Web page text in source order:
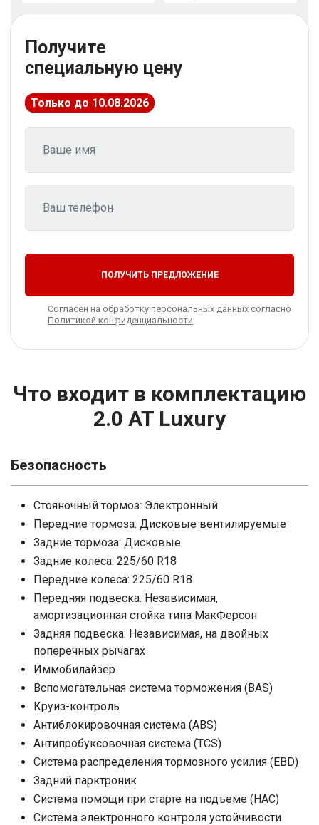
Получите
специальную цену
Только до 10.08.2026
ПОЛУЧИТЬ ПРЕДЛОЖЕНИЕ
Согласен на обработку персональных данных согласно
Политикой конфиденциальности
Что входит в комплектацию
2.0 AT Luxury
Безопасность
Стояночный тормоз: Электронный
Передние тормоза: Дисковые вентилируемые
Задние тормоза: Дисковые
Задние колеса: 225/60 R18
Передние колеса: 225/60 R18
Передняя подвеска: Независимая,
амортизационная стойка типа МакФерсон
Задняя подвеска: Независимая, на двойных
поперечных рычагах
Иммобилайзер
Вспомогательная система торможения (BAS)
Круиз-контроль
Антиблокировочная система (ABS)
Антипробуксовочная система (TCS)
Система распределения тормозного усилия (EBD)
Задний парктроник
Система помощи при старте на подъеме (HAC)
Система электронного контроля устойчивости